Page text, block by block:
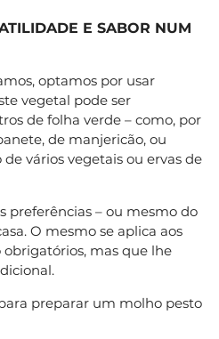
E SABOR NUM
optamos por usar
vegetal pode ser
de folha verde – como, por
de manjericão, ou
vários vegetais ou ervas de
preferências – ou mesmo do
O mesmo se aplica aos
obrigatórios, mas que lhe
preparar um molho pesto